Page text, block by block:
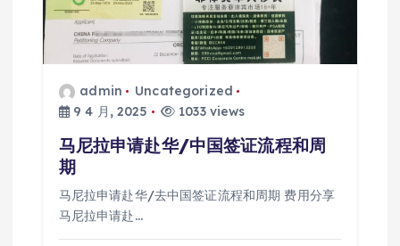
admin
Uncategorized
9 4 月, 2025
1033 views
马尼拉申请赴华/中国签证流程和周
期
马尼拉申请赴华/去中国签证流程和周期 费用分享
马尼拉申请赴…